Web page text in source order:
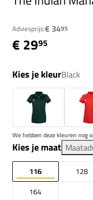
Adviesprijs:€ 3495
€ 2995
Kies je kleurBlack
We hebben deze kleuren nog
Kies je maat
116 128
164